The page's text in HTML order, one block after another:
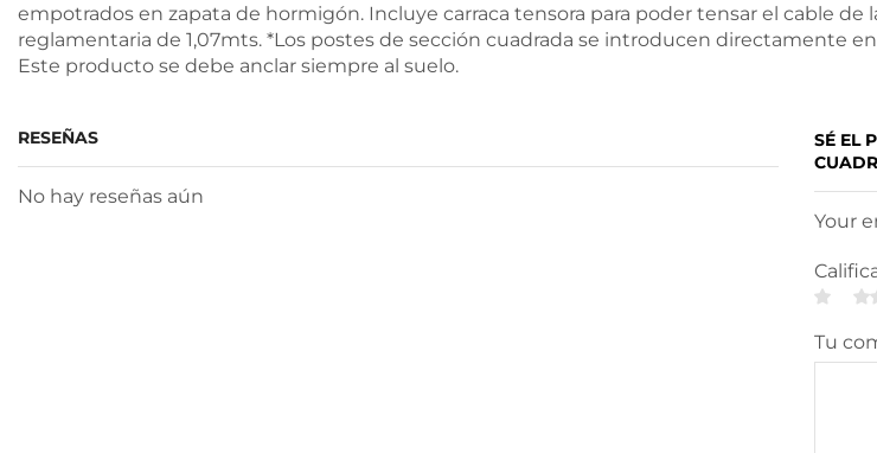
empotrados en zapata de hormigón. Incluye carraca tensora para poder tensar el cable de
reglamentaria de 1,07mts. *Los postes de sección cuadrada se introducen directamente
Este producto se debe anclar siempre al suelo.
RESEÑAS
No hay reseñas aún
SÉ EL
Your
Tu